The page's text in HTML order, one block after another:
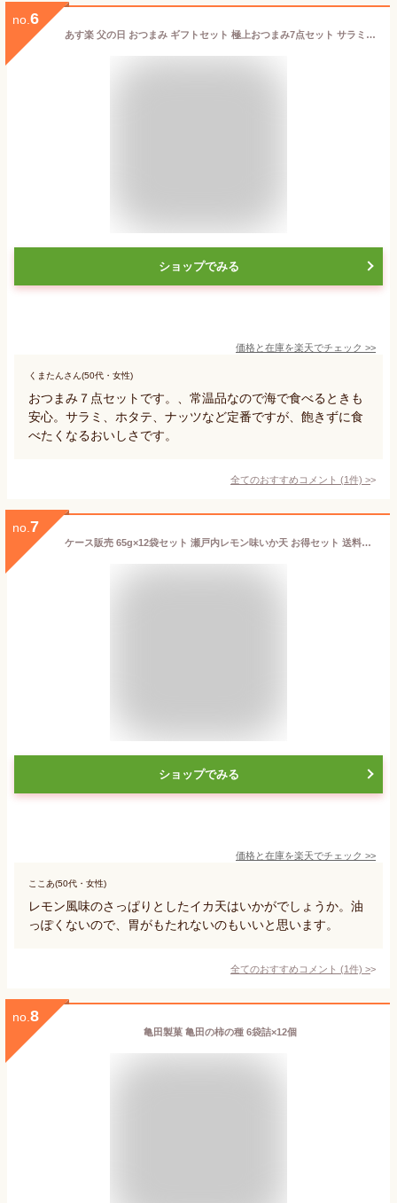
no. 6
あす楽 父の日 おつまみ ギフトセット 極上おつまみ7点セット サラミ ミックスナッツ 海鮮珍味 化粧箱入 送料無料 おつまみセット ギフト 詰め合わせ 退職祝い 還暦祝い お中元 父の日ギフト おつまみ 男性 お父さん 父親 誕生日プレゼント つまみ 珍味 常温 個包装
ショップでみる
価格と在庫を楽天でチェック >>
くまたんさん(50代・女性)
おつまみ７点セットです。、常温品なので海で食べるときも
安心。サラミ、ホタテ、ナッツなど定番ですが、飽きずに食
べたくなるおいしさです。
全てのおすすめコメント (1件) >
no. 7
ケース販売 65g×12袋セット 瀬戸内レモン味いか天 お得セット 送料無料(沖縄・離島を除く) おつまみ おやつ 駄菓子 人気 まるか食品 いか天瀬戸内レモン 千成商会 つまみ蔵
ショップでみる
価格と在庫を楽天でチェック >>
ここあ(50代・女性)
レモン風味のさっぱりとしたイカ天はいかがでしょうか。油
っぽくないので、胃がもたれないのもいいと思います。
全てのおすすめコメント (1件) >
no. 8
亀田製菓 亀田の柿の種 6袋詰×12個